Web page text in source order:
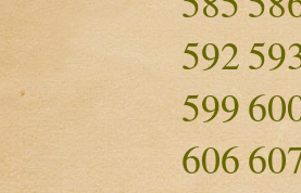
592
599
606